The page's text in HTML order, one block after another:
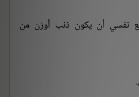
نفسي أن يكون ذنب أوزن من